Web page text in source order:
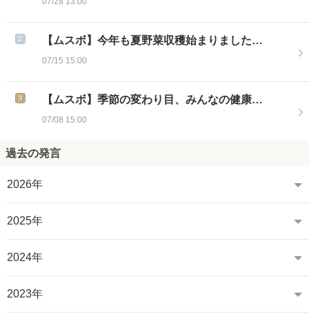
【ムスボ】今年も夏野菜収穫始まりました…
07/15 15:00
【ムスボ】季節の変わり目、みんなの健康…
07/08 15:00
過去の発言
2026年
2025年
2024年
2023年